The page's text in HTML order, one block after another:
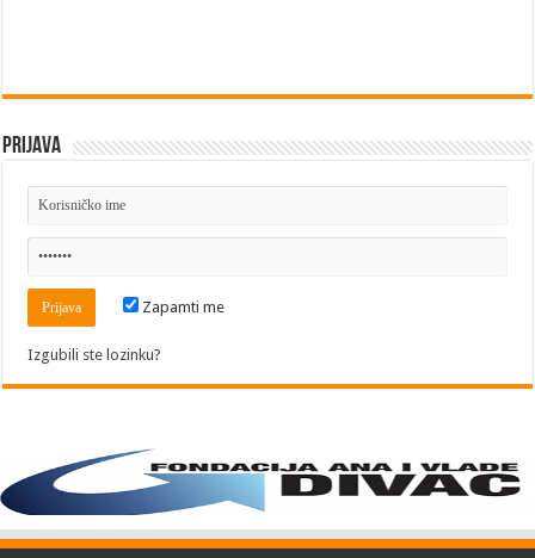
Prijava
Zapamti me
Izgubili ste lozinku?